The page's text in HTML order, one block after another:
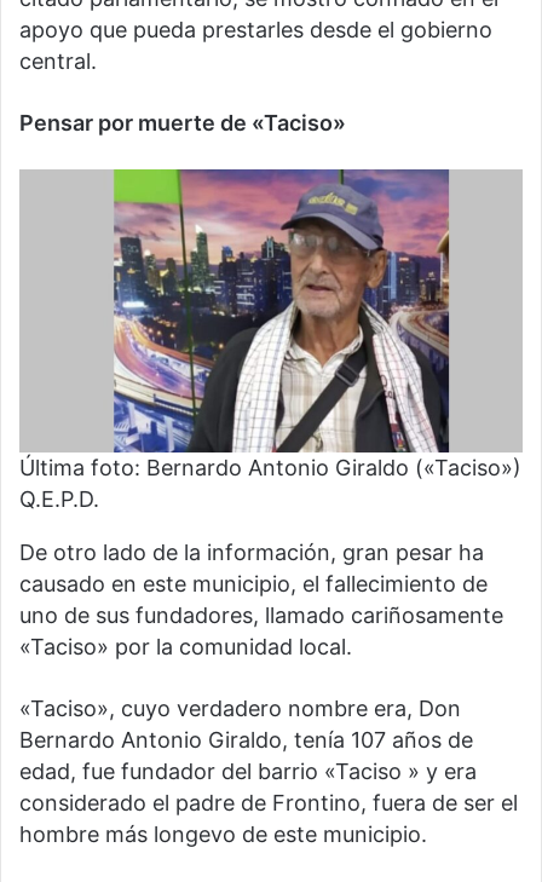
apoyo que pueda prestarles desde el gobierno
central.
Pensar por muerte de «Taciso»
Última foto: Bernardo Antonio Giraldo («Taciso»)
Q.E.P.D.
De otro lado de la información, gran pesar ha
causado en este municipio, el fallecimiento de
uno de sus fundadores, llamado cariñosamente
«Taciso» por la comunidad local.
«Taciso», cuyo verdadero nombre era, Don
Bernardo Antonio Giraldo, tenía 107 años de
edad, fue fundador del barrio «Taciso » y era
considerado el padre de Frontino, fuera de ser el
hombre más longevo de este municipio.